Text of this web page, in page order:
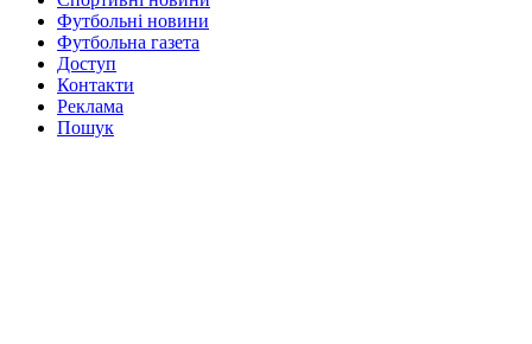
Футбольні новини
Футбольна газета
Доступ
Контакти
Реклама
Пошук